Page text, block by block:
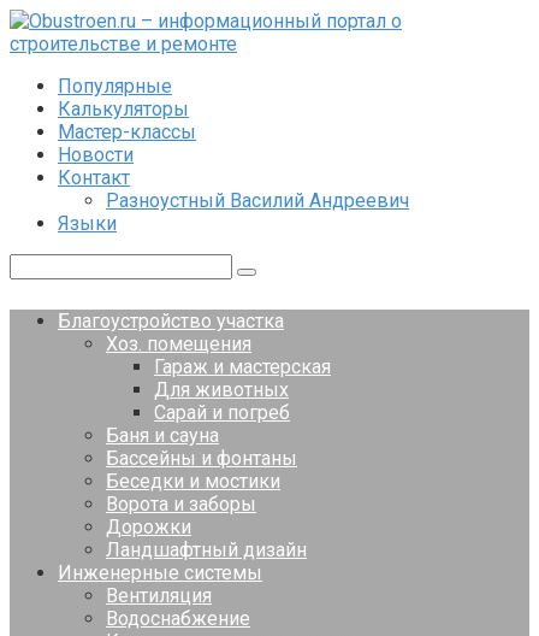
Перейти
к
Популярные
Калькуляторы
Мастер-классы
Новости
Контакт
Разноустный Василий Андреевич
Языки
Благоустройство участка
Хоз. помещения
Гараж и мастерская
Для животных
Сарай и погреб
Баня и сауна
Бассейны и фонтаны
Беседки и мостики
Ворота и заборы
Дорожки
Ландшафтный дизайн
Инженерные системы
Вентиляция
Водоснабжение